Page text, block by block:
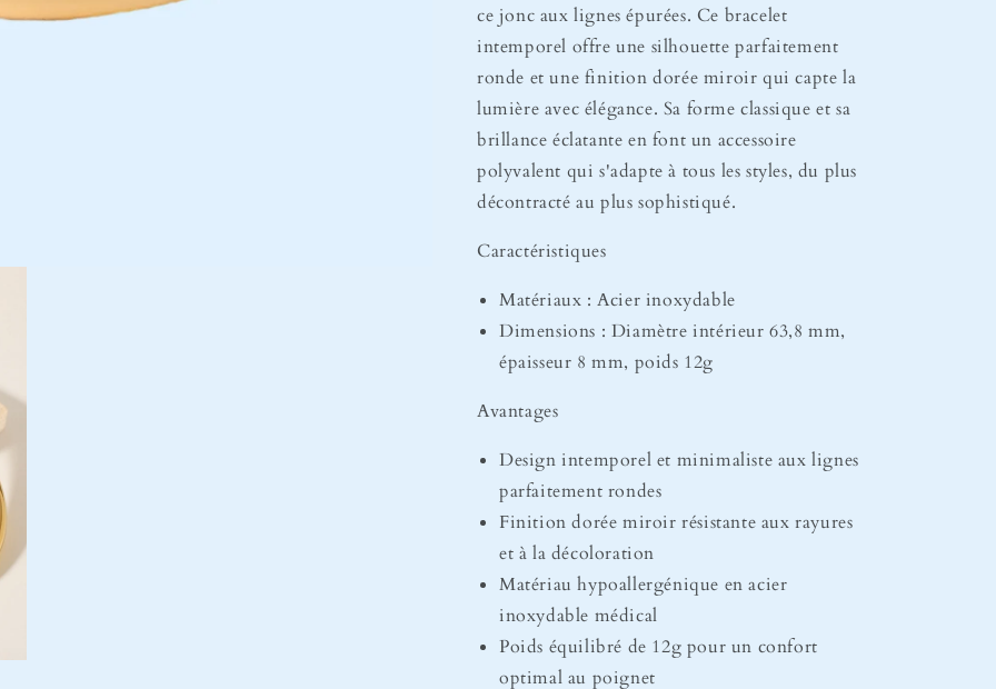
ce jonc aux lignes épurées. Ce bracelet
intemporel offre une silhouette parfaitement
ronde et une finition dorée miroir qui capte la
lumière avec élégance. Sa forme classique et sa
brillance éclatante en font un accessoire
polyvalent qui s'adapte à tous les styles, du plus
décontracté au plus sophistiqué.
Caractéristiques
Matériaux : Acier inoxydable
Dimensions : Diamètre intérieur 63,8 mm,
épaisseur 8 mm, poids 12g
Avantages
Design intemporel et minimaliste aux lignes
parfaitement rondes
Finition dorée miroir résistante aux rayures
et à la décoloration
Matériau hypoallergénique en acier
inoxydable médical
Poids équilibré de 12g pour un confort
optimal au poignet